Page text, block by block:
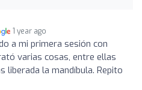
1 year ago
a mi primera sesión con
varias cosas, entre ellas
liberada la mandíbula. Repito